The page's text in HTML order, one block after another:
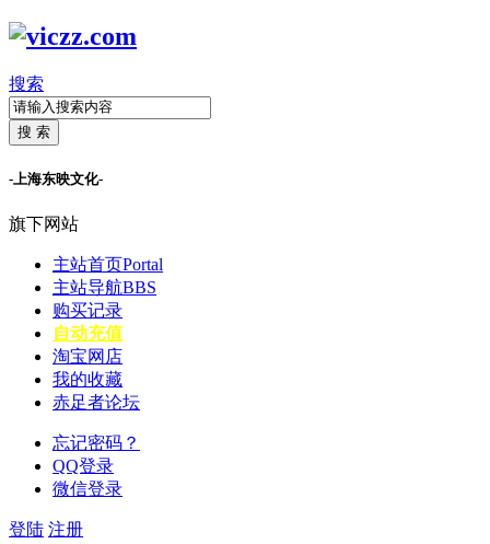
搜索
搜 索
-上海东映文化-
旗下网站
主站首页Portal
主站导航BBS
购买记录
自动充值
淘宝网店
我的收藏
赤足者论坛
忘记密码？
QQ登录
微信登录
登陆 注册